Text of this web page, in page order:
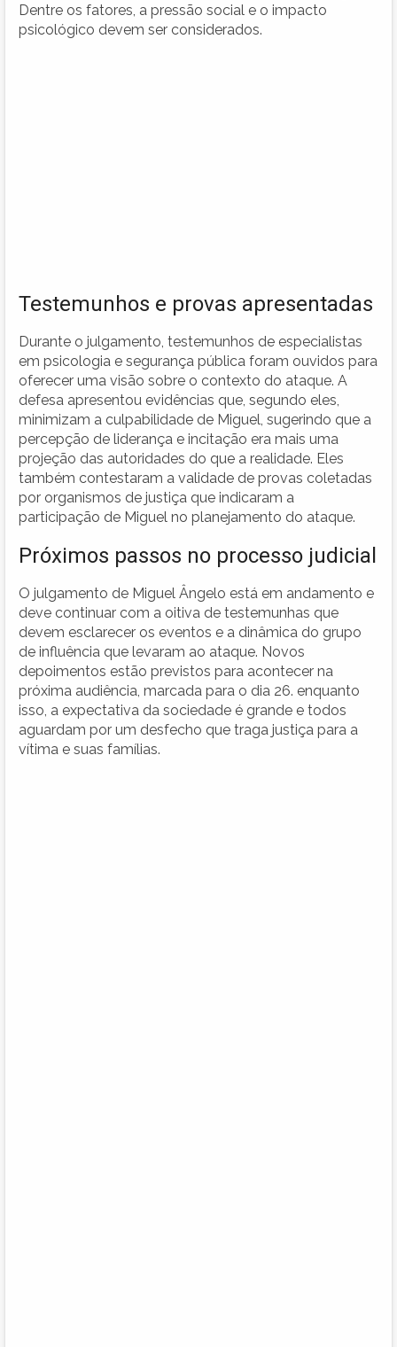
Dentre os fatores, a pressão social e o impacto
psicológico devem ser considerados.
Testemunhos e provas apresentadas
Durante o julgamento, testemunhos de especialistas
em psicologia e segurança pública foram ouvidos para
oferecer uma visão sobre o contexto do ataque. A
defesa apresentou evidências que, segundo eles,
minimizam a culpabilidade de Miguel, sugerindo que a
percepção de liderança e incitação era mais uma
projeção das autoridades do que a realidade. Eles
também contestaram a validade de provas coletadas
por organismos de justiça que indicaram a
participação de Miguel no planejamento do ataque.
Próximos passos no processo judicial
O julgamento de Miguel Ângelo está em andamento e
deve continuar com a oitiva de testemunhas que
devem esclarecer os eventos e a dinâmica do grupo
de influência que levaram ao ataque. Novos
depoimentos estão previstos para acontecer na
próxima audiência, marcada para o dia 26. enquanto
isso, a expectativa da sociedade é grande e todos
aguardam por um desfecho que traga justiça para a
vítima e suas famílias.